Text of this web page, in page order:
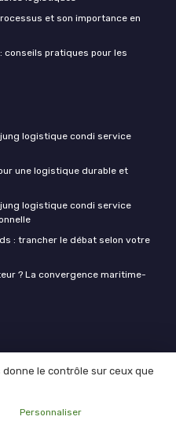
et son importance en
conseils pratiques pour les
logistique condi service
une logistique durable et
logistique condi service
: trancher le débat selon votre
? La convergence maritime-
le contrôle sur ceux que
Personnaliser